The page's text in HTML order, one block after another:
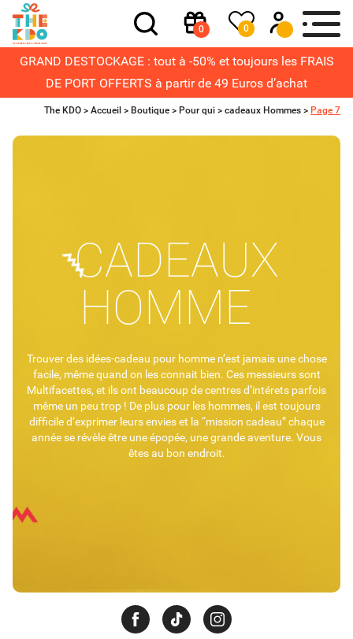
0 0
GRAND DESTOCKAGE : tout à -50% et toujours les FRAIS
DE PORT OFFERTS à partir de 49 Euros d’achat
The KDO > Accueil > Boutique > Pour qui > cadeaux Hommes > Page 7
CADEAUX
HOMME
Trouver des idées-cadeau pour homme n’est jamais une chose
facile, même quand on les connait bien. Ces messieurs sont
Multifacettes, et ils ont beaucoup de centres d’intérets parfois
même un peu trop ! De plus pour les hommes, il est toujours
difficile d’exprimer leurs envies et la “mission cadeau” chaque
année se révèle être une épopée, une grande aventure. Vous
êtes au bon endroit.